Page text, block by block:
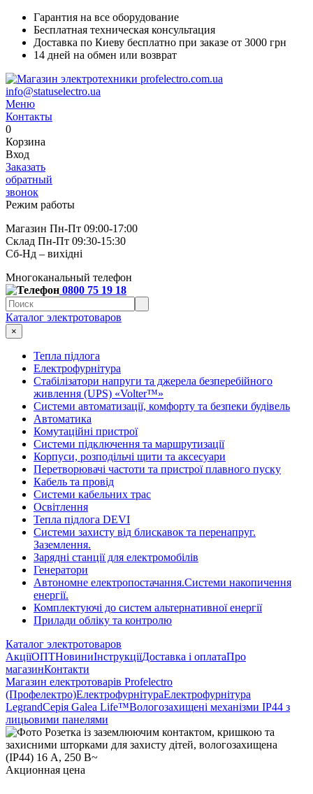
Гарантия на все оборудование
Бесплатная техническая консультация
Доставка по Киеву бесплатно при заказе от 3000 грн
14 дней на обмен или возврат
info@statuselectro.ua
Меню
Контакты
0
Корзина
Вход
Заказать
обратный
звонок
Режим работы
Магазин Пн-Пт 09:00-17:00
Склад Пн-Пт 09:30-15:30
Сб-Нд – вихідні
Многоканальный телефон
0800 75 19 18
Каталог электротоваров
×
Тепла підлога
Електрофурнітура
Cтабілізатори напруги та джерела безперебійного
живлення (UPS) «Volter™»
Системи автоматизації, комфорту та безпеки будівель
Автоматика
Комутаційні пристрої
Системи підключення та маршрутизації
Корпуси, розподільчі щити та аксесуари
Перетворювачі частоти та пристрої плавного пуску
Кабель та провід
Системи кабельних трас
Освітлення
Тепла підлога DEVI
Системи захисту від блискавок та перенапруг.
Заземлення.
Зарядні станції для електромобілів
Генератори
Автономне електропостачання.Системи накопичення
енергії.
Комплектуючі до систем альтернативної енергії
Прилади обліку та контролю
Каталог электротоваров
АкціїОПТНовиниІнструкціїДоставка і оплатаПро
магазинКонтакти
Магазин електротоварів Profelectro
(Профелектро)ЕлектрофурнітураЕлектрофурнітура
LegrandСерія Galea Life™Вологозахищені механізми IP44 з
лицьовими панелями
Акционная цена